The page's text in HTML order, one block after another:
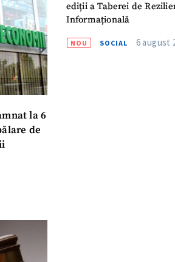
la 6
de
ediții a Taberei de
Informațională
NOU SOCIAL 6 august